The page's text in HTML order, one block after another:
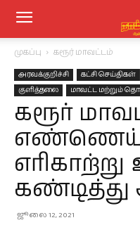
முகப்பு கரூர் மாவட்டம்
அரவக்குறிச்சி கட்சி செய்திகள்
குளித்தலை
மாவட்ட மற்றும்
கரூர்
எண்ணெய்
ஜூலை 12, 2021